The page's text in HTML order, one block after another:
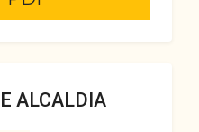
ALCALDIA